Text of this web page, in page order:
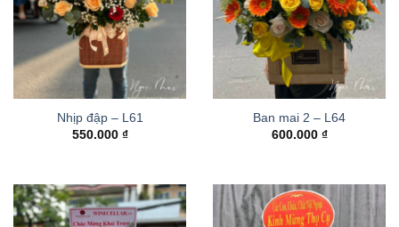
Nhịp đập – L61
550.000 ₫
Ban mai 2 – L64
600.000 ₫